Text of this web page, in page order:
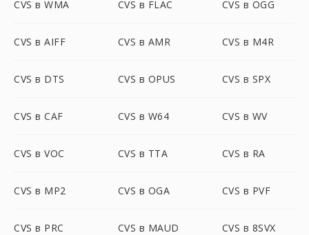
CVS в WMA CVS в FLAC CVS в OGG
CVS в AIFF CVS в AMR CVS в M4R
CVS в DTS CVS в OPUS CVS в SPX
CVS в CAF CVS в W64 CVS в WV
CVS в VOC CVS в TTA CVS в RA
CVS в MP2 CVS в OGA CVS в PVF
CVS в PRC CVS в MAUD CVS в 8SVX